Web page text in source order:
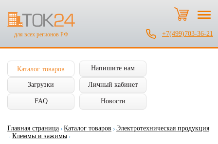
для всех регионов РФ +7(499)703-36-21
Каталог товаров Напишите нам
Загрузки Личный кабинет
FAQ Новости
Главная страница Каталог товаров
Электротехническая продукция
Клеммы и зажимы